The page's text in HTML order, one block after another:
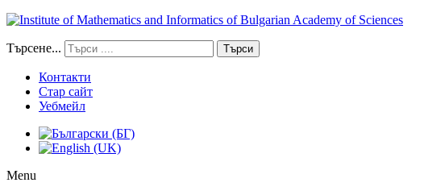
Търсене... Търси
Контакти
Стар сайт
Уебмейл
Menu